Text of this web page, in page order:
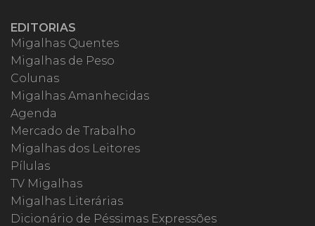
EDITORIAS
Migalhas Quentes
Migalhas de Peso
Colunas
Migalhas Amanhecidas
Agenda
Mercado de Trabalho
Migalhas dos Leitores
Pílulas
TV Migalhas
Migalhas Literárias
Dicionário de Péssimas Expressões